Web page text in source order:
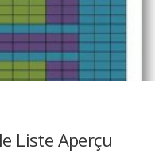
Liste Aperçu